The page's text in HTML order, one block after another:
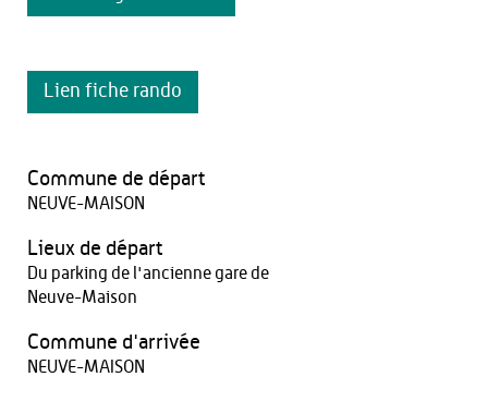
Lien fiche rando
Commune de départ
NEUVE-MAISON
Lieux de départ
Du parking de l'ancienne gare de
Neuve-Maison
Commune d'arrivée
NEUVE-MAISON